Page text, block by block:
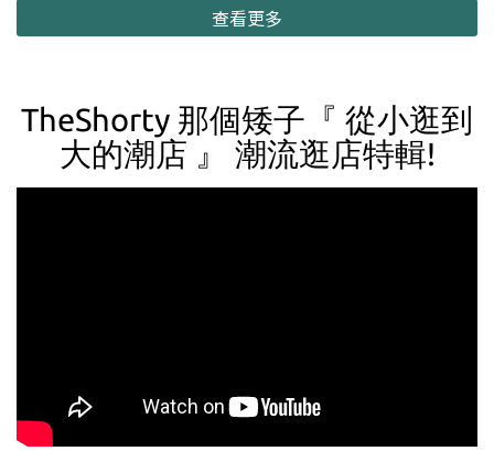
查看更多
TheShorty 那個矮子『 從小逛到
大的潮店 』 潮流逛店特輯!